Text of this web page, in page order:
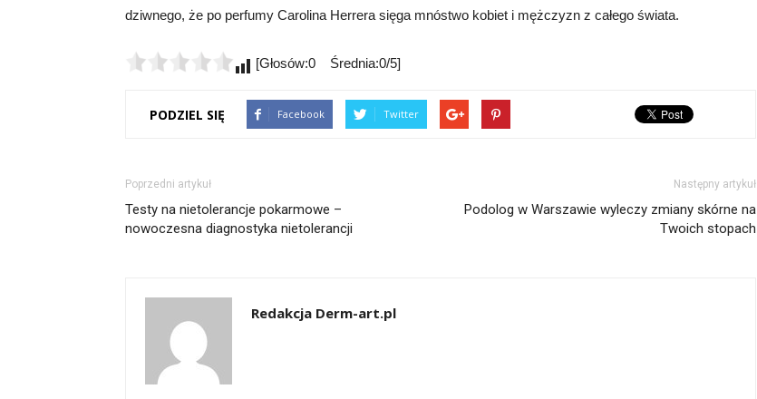
dziwnego, że po perfumy Carolina Herrera sięga mnóstwo kobiet i mężczyzn z całego świata.
[Głosów:0 Średnia:0/5]
PODZIEL SIĘ Facebook Twitter
Poprzedni artykuł
Testy na nietolerancje pokarmowe –
nowoczesna diagnostyka nietolerancji
Następny artykuł
Podolog w Warszawie wyleczy zmiany skórne na
Twoich stopach
Redakcja Derm-art.pl